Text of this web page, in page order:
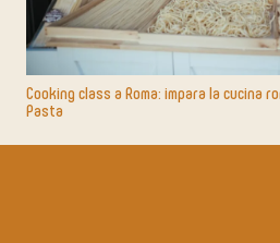
Cooking class a Roma: impara la cucina
Pasta